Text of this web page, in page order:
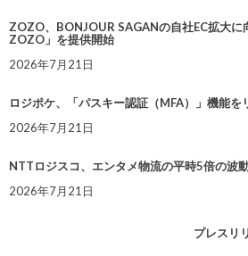
ZOZO、BONJOUR SAGANの自社EC拡大
ZOZO」を提供開始
2026年7月21日
ロジポケ、「パスキー認証（MFA）」機能を
2026年7月21日
NTTロジスコ、エンタメ物流の平時5倍の波
2026年7月21日
プレスリ